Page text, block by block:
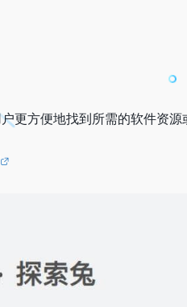
更方便地找到所需的软件资源